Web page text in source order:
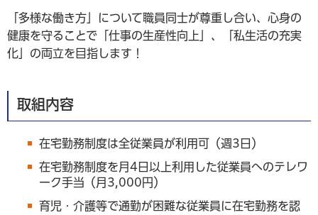
「多様な働き方」について職員同士が尊重し合い、心身の
健康を守ることで「仕事の生産性向上」、「私生活の充実
化」の両立を目指します！
取組内容
在宅勤務制度は全従業員が利用可（週3日）
在宅勤務制度を月4日以上利用した従業員へのテレワ
ーク手当（月3,000円）
育児・介護等で通勤が困難な従業員に在宅勤務を認